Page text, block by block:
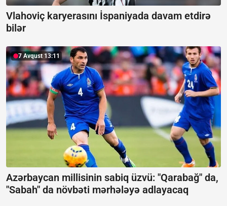
Vlahoviç karyerasını İspaniyada davam etdirə
bilər
7 Avqust 13:11
Azərbaycan millisinin sabiq üzvü: "Qarabağ" da,
"Sabah" da növbəti mərhələyə adlayacaq